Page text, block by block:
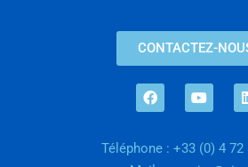
CONTACTEZ-
Téléphone : +33 (0) 4 72